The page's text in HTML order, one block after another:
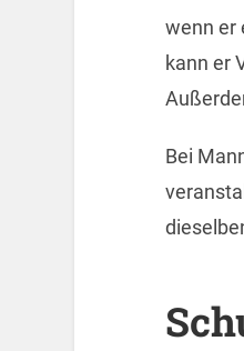
wenn er
kann er
Bei